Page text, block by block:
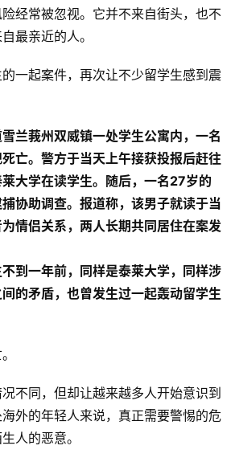
经常被忽视。它并不来自街头，也不
最亲近的人。
一起案件，再次让不少留学生感到震
兰莪州双威镇一处学生公寓内，一名
亡。警方于当天上午接获投报后赶往
大学在读学生。随后，一名27岁的
协助调查。报道称，该男子就读于当
情侣关系，两人长期共同居住在案发
到一年前， 同样是泰莱大学，同样涉
的矛盾，也曾发生过一起轰动留学生
不同，但却让越来越多人开始意识到
外的年轻人来说，真正需要警惕的危
人的恶意。